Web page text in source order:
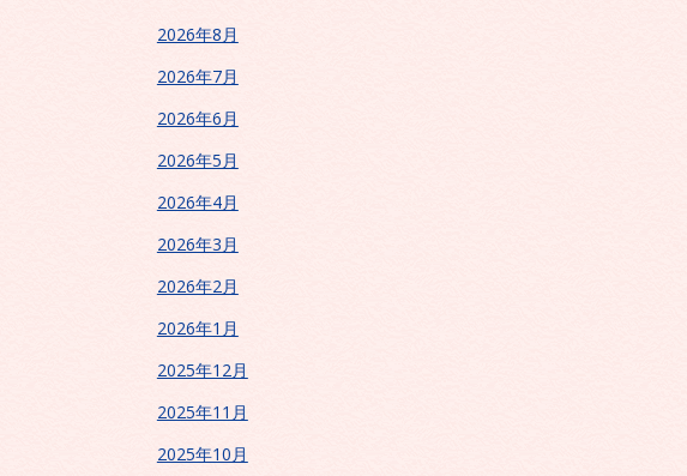
2026年8月
2026年7月
2026年6月
2026年5月
2026年4月
2026年3月
2026年2月
2026年1月
2025年12月
2025年11月
2025年10月